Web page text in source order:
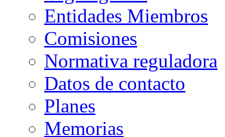
Entidades Miembros
Comisiones
Normativa reguladora
Datos de contacto
Planes
Memorias